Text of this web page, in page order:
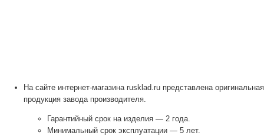
На сайте интернет-магазина rusklad.ru представлена оригинальная
продукция завода производителя.
Гарантийный срок на изделия — 2 года.
Минимальный срок эксплуатации — 5 лет.